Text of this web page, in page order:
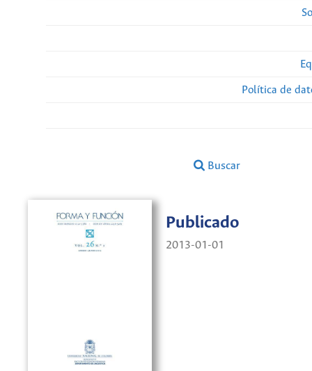
Política de
Buscar
Publicado
2013-01-01